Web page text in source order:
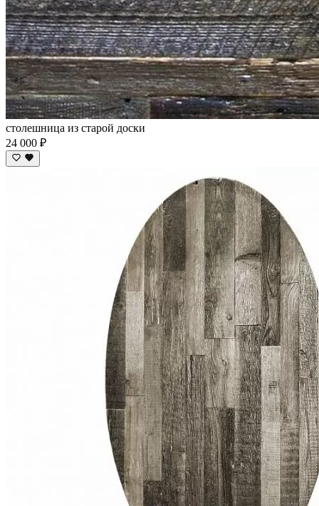
столешница из старой доски
24 000 ₽